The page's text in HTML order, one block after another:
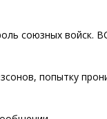
союзных войск.
попытку